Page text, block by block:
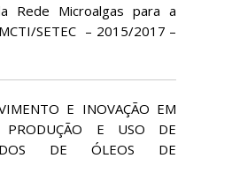
Rede Microalgas para a
SETEC – 2015/2017 –
E INOVAÇÃO EM
PRODUÇÃO E USO DE
DE ÓLEOS DE